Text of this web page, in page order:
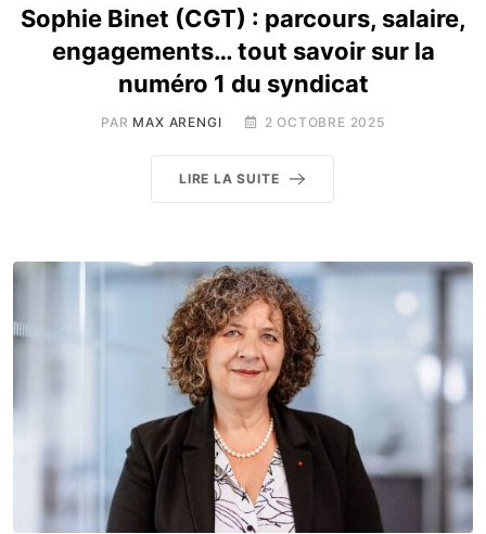
Sophie Binet (CGT) : parcours, salaire,
engagements… tout savoir sur la
numéro 1 du syndicat
PAR MAX ARENGI 2 OCTOBRE 2025
LIRE LA SUITE